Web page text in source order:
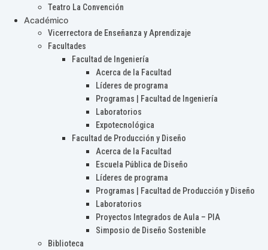
Teatro La Convención
Académico
Vicerrectora de Enseñanza y Aprendizaje
Facultades
Facultad de Ingeniería
Acerca de la Facultad
Líderes de programa
Programas | Facultad de Ingeniería
Laboratorios
Expotecnológica
Facultad de Producción y Diseño
Acerca de la Facultad
Escuela Pública de Diseño
Líderes de programa
Programas | Facultad de Producción y Diseño
Laboratorios
Proyectos Integrados de Aula – PIA
Simposio de Diseño Sostenible
Biblioteca